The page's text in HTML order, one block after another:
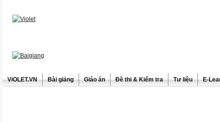
ViOLET.VN Bài giảng Giáo án Đề thi & Kiểm tra Tư liệu E-